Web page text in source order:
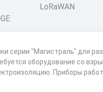
LoRaWAN
"Магистраль" для
оборудование со
Приборы